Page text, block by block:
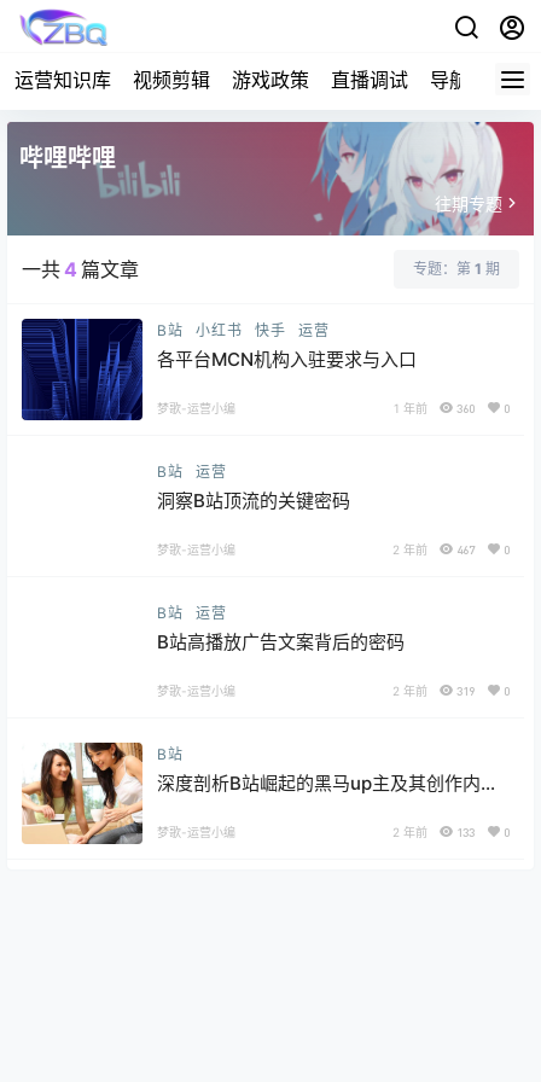
运营知识库 视频剪辑 游戏政策 直播调试 导航
哔哩哔哩
往期专题
一共4 篇文章 专题：第 1 期
B站 小红书 快手 运营
各平台MCN机构入驻要求与入口
梦歌-运营小编 1 年前 360 0
B站 运营
洞察B站顶流的关键密码
梦歌-运营小编 2 年前 467 0
B站 运营
B站高播放广告文案背后的密码
梦歌-运营小编 2 年前 319 0
B站
深度剖析B站崛起的黑马up主及其创作内容
梦歌-运营小编 2 年前 133 0